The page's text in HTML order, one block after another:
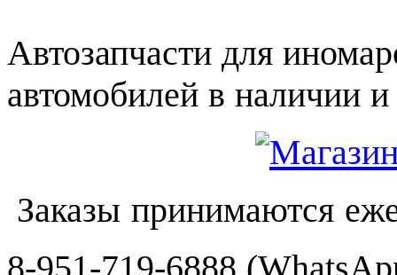
Автозапчасти для
автомобилей в наличии и
Заказы принимаются